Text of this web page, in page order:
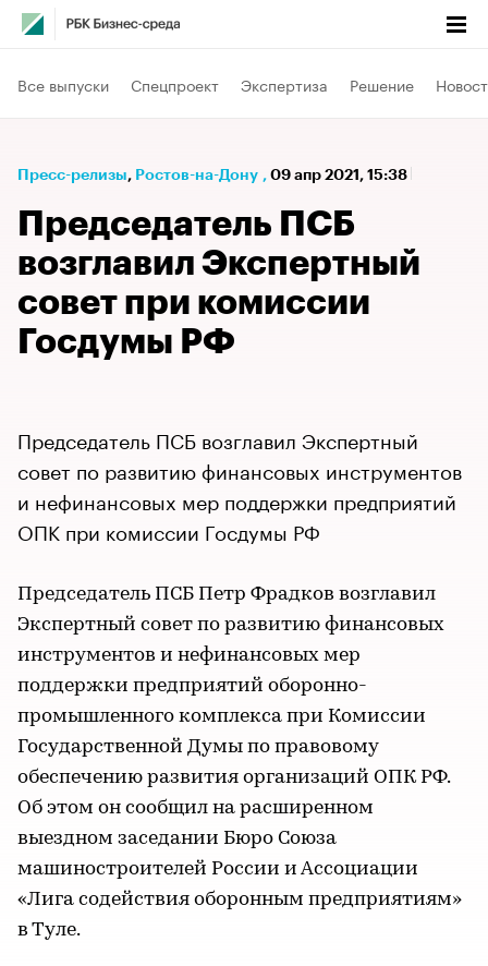
Все выпуски Спецпроект Экспертиза Решение
Пресс-релизы⁠, Ростов-на-Дону , 09 апр 2021, 15:38
Председатель ПСБ
возглавил Экспертный
совет при комиссии
Госдумы РФ
Председатель ПСБ возглавил Экспертный
совет по развитию финансовых инструментов
и нефинансовых мер поддержки предприятий
ОПК при комиссии Госдумы РФ
Председатель ПСБ Петр Фрадков возглавил
Экспертный совет по развитию финансовых
инструментов и нефинансовых мер
поддержки предприятий оборонно-
промышленного комплекса при Комиссии
Государственной Думы по правовому
обеспечению развития организаций ОПК РФ.
Об этом он сообщил на расширенном
выездном заседании Бюро Союза
машиностроителей России и Ассоциации
«Лига содействия оборонным предприятиям»
в Туле.